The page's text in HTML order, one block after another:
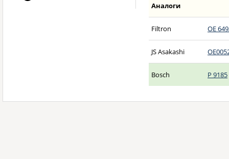
Аналоги
Filtron OE
JS Asakashi
Bosch P 9185